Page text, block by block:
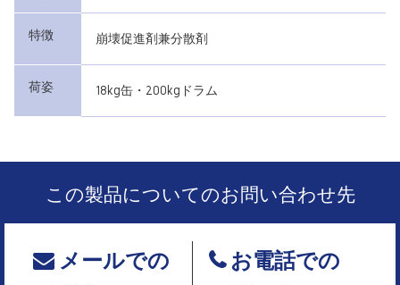
特徴 崩壊促進剤兼分散剤
荷姿 18kg缶・200kgドラム
この製品についてのお問い合わせ先
メールでの
お電話での